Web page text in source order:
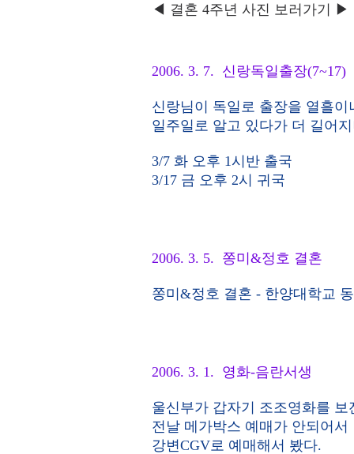
◀ 결혼 4주년 사진 보러가기 ▶
2006. 3. 7. 신랑독일출장(7~17)
신랑님이 독일로 출장을 열흘이
일주일로 알고 있다가 더 길어
3/7 화 오후 1시반 출국
3/17 금 오후 2시 귀국
2006. 3. 5. 쫑미&정호 결혼
쫑미&정호 결혼 - 한양대학교
2006. 3. 1. 영화-음란서생
울신부가 갑자기 조조영화를 보
전날 메가박스 예매가 안되어서
강변CGV로 예매해서 봤다.